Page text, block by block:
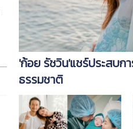
'ก้อย รัชวิน'แชร์ประสบ
ธรรมชาติ